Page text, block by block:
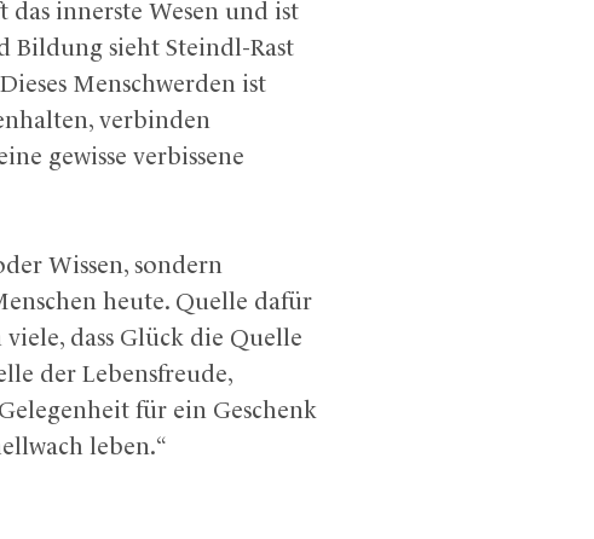
innerste Wesen und ist
Bildung sieht Steindl-Rast
Menschwerden ist
verbinden
gewisse verbissene
Wissen, sondern
heute. Quelle dafür
dass Glück die Quelle
der Lebensfreude,
für ein Geschenk
leben.“